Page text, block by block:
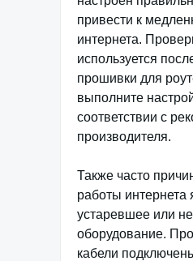
привести к
интернета.
используется
прошивки для
выполните
соответствии с
производителя.
Также часто
работы интернета
устаревшее или
оборудование.
кабели